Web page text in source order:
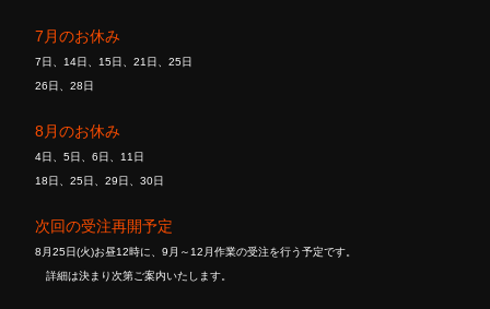
7月のお休み
7日、14日、15日、21日、25日
26日、28日
8月のお休み
4日、5日、6日、11日
18日、25日、29日、30日
次回の受注再開予定
8月25日(火)お昼12時に、9月～12月作業の受注を行う予定です。
詳細は決まり次第ご案内いたします。